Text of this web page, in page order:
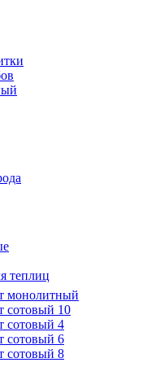
теплиц
монолитный
сотовый 10
сотовый 4
сотовый 6
сотовый 8